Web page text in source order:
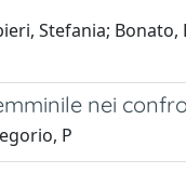
Stefania;
nei
P